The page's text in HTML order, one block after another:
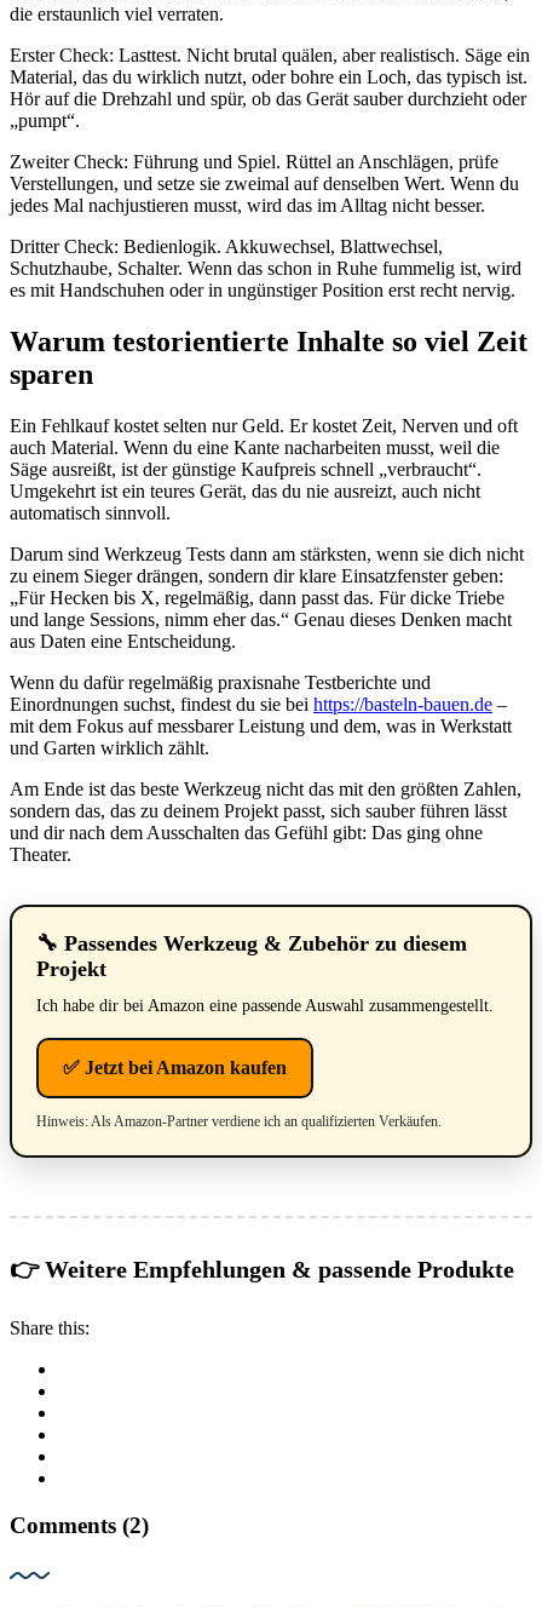
die erstaunlich viel verraten.
Erster Check: Lasttest. Nicht brutal quälen, aber realistisch. Säge ein
Material, das du wirklich nutzt, oder bohre ein Loch, das typisch ist.
Hör auf die Drehzahl und spür, ob das Gerät sauber durchzieht oder
„pumpt“.
Zweiter Check: Führung und Spiel. Rüttel an Anschlägen, prüfe
Verstellungen, und setze sie zweimal auf denselben Wert. Wenn du
jedes Mal nachjustieren musst, wird das im Alltag nicht besser.
Dritter Check: Bedienlogik. Akkuwechsel, Blattwechsel,
Schutzhaube, Schalter. Wenn das schon in Ruhe fummelig ist, wird
es mit Handschuhen oder in ungünstiger Position erst recht nervig.
Warum testorientierte Inhalte so viel Zeit
sparen
Ein Fehlkauf kostet selten nur Geld. Er kostet Zeit, Nerven und oft
auch Material. Wenn du eine Kante nacharbeiten musst, weil die
Säge ausreißt, ist der günstige Kaufpreis schnell „verbraucht“.
Umgekehrt ist ein teures Gerät, das du nie ausreizt, auch nicht
automatisch sinnvoll.
Darum sind Werkzeug Tests dann am stärksten, wenn sie dich nicht
zu einem Sieger drängen, sondern dir klare Einsatzfenster geben:
„Für Hecken bis X, regelmäßig, dann passt das. Für dicke Triebe
und lange Sessions, nimm eher das.“ Genau dieses Denken macht
aus Daten eine Entscheidung.
Wenn du dafür regelmäßig praxisnahe Testberichte und
Einordnungen suchst, findest du sie bei https://basteln-bauen.de –
mit dem Fokus auf messbarer Leistung und dem, was in Werkstatt
und Garten wirklich zählt.
Am Ende ist das beste Werkzeug nicht das mit den größten Zahlen,
sondern das, das zu deinem Projekt passt, sich sauber führen lässt
und dir nach dem Ausschalten das Gefühl gibt: Das ging ohne
Theater.
🔧 Passendes Werkzeug & Zubehör zu diesem
Projekt
Ich habe dir bei Amazon eine passende Auswahl zusammengestellt.
✅ Jetzt bei Amazon kaufen
Hinweis: Als Amazon-Partner verdiene ich an qualifizierten Verkäufen.
👉 Weitere Empfehlungen & passende Produkte
Share this:
Comments (2)